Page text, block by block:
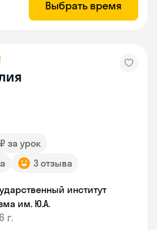
Выбрать время
за урок
3 отзыва
институт
им. Ю.А.
г.